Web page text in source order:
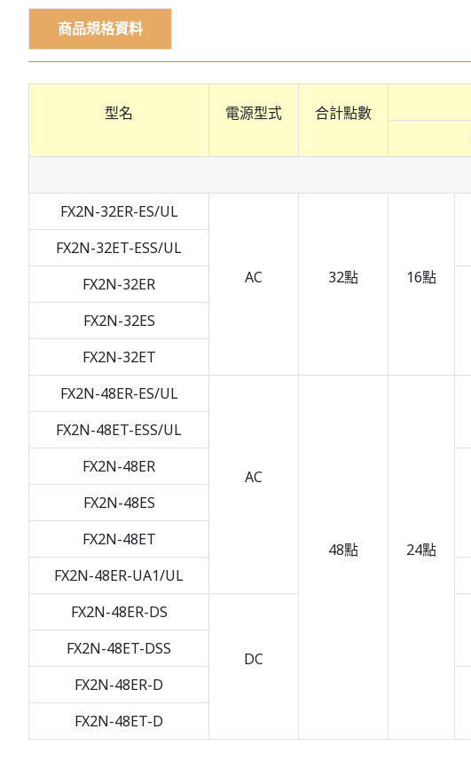
商品規格資料
型名 電源型式 合計點數
FX2N-32ER-ES/UL
AC 32點 16點
FX2N-32ET-ESS/UL
FX2N-32ER
FX2N-32ES
FX2N-32ET
FX2N-48ER-ES/UL
AC
48點 24點
FX2N-48ET-ESS/UL
FX2N-48ER
FX2N-48ES
FX2N-48ET
FX2N-48ER-UA1/UL
FX2N-48ER-DS
DC
FX2N-48ET-DSS
FX2N-48ER-D
FX2N-48ET-D